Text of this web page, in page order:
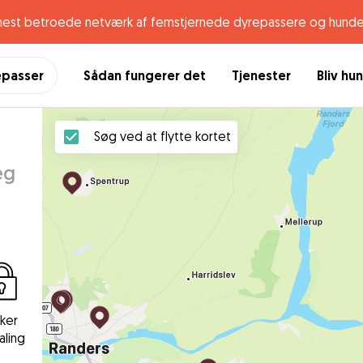
betroede netværk af femstjernede dyrepassere og
Sådan fungerer det Tjenester Bliv
Søg ved at flytte kortet